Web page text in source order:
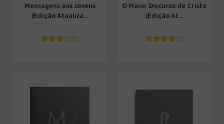
Mensagens aos Jovens
(Edição Atualiza...
O Maior Discurso de Cristo
(Edição At...